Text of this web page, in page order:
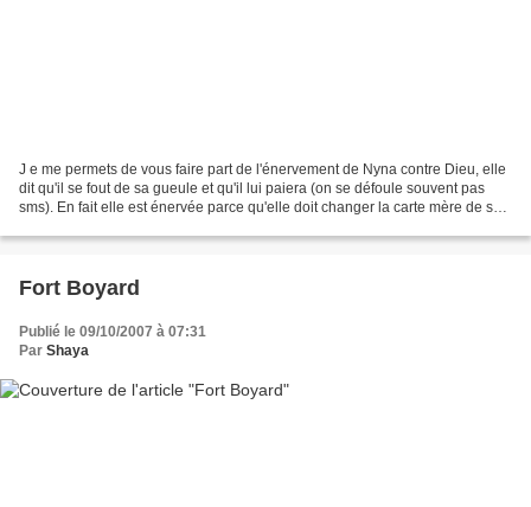
J e me permets de vous faire part de l'énervement de Nyna contre Dieu, elle
dit qu'il se fout de sa gueule et qu'il lui paiera (on se défoule souvent pas
sms). En fait elle est énervée parce qu'elle doit changer la carte mère de son
Fort Boyard
Publié le 09/10/2007 à 07:31
Par Shaya